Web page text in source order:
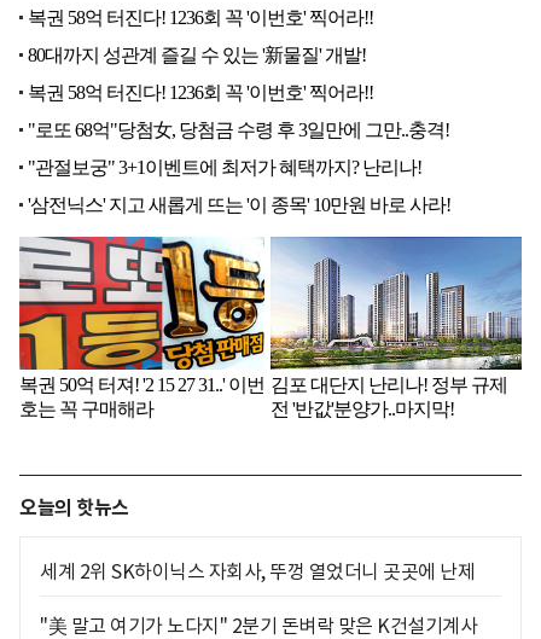
오늘의 핫뉴스
세계 2위 SK하이닉스 자회사, 뚜껑 열었더니 곳곳에 난제
"美 말고 여기가 노다지" 2분기 돈벼락 맞은 K건설기계사